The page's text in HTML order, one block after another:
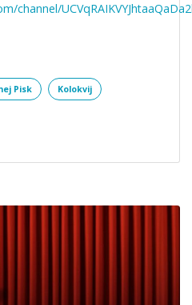
channel/
Pisk Kolokvij